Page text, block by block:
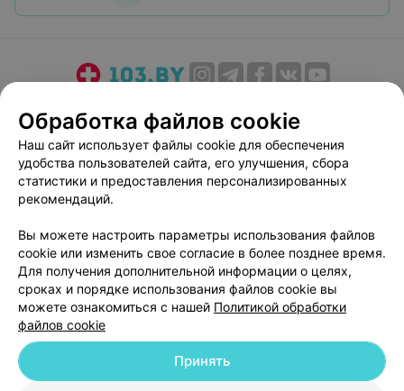
Медицинский маркетинг
Публичный договор
Пользовательское соглашение
Способы оплаты
Вакансии
Партнеры
Написать руководителю 103.by
Персональные настройки cookie
Обработка персональных данных
Обработка файлов cookie
Наш сайт использует файлы cookie для обеспечения
удобства пользователей сайта, его улучшения, сбора
статистики и предоставления персонализированных
рекомендаций.
Вы можете настроить параметры использования файлов
cookie или изменить свое согласие в более позднее время.
Для получения дополнительной информации о целях,
сроках и порядке использования файлов cookie вы
можете ознакомиться с нашей Политикой обработки
файлов cookie
Принять